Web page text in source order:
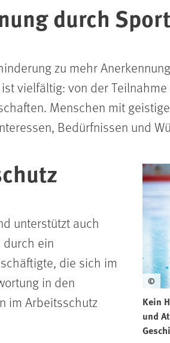
durch Sport
zu mehr
vielfältig: von der
Menschen mit
Bedürfnissen und
©
Kein
und
unterstützt auch
ein
die sich im
in den
im Arbeitsschutz